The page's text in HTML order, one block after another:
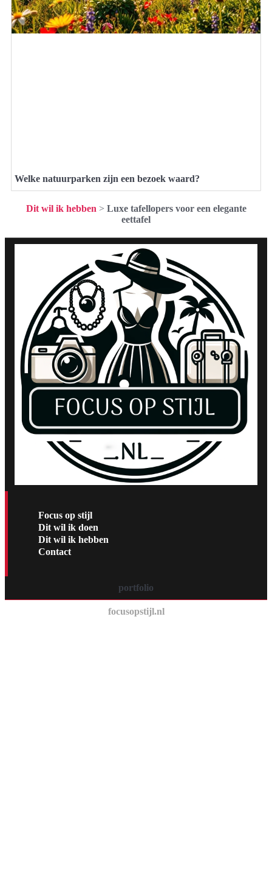
Welke natuurparken zijn een bezoek waard?
Dit wil ik hebben > Luxe tafellopers voor een elegante
eettafel
Focus op stijl
Dit wil ik doen
Dit wil ik hebben
Contact
portfolio
focusopstijl.nl